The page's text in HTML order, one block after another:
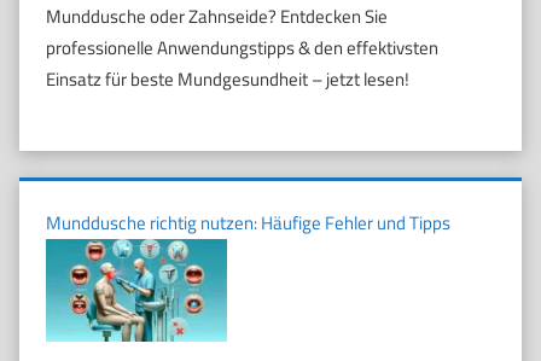
Munddusche oder Zahnseide? Entdecken Sie
professionelle Anwendungstipps & den effektivsten
Einsatz für beste Mundgesundheit – jetzt lesen!
Munddusche richtig nutzen: Häufige Fehler und Tipps